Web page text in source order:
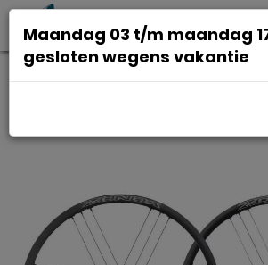
Maandag 03 t/m maandag
gesloten wegens vakantie